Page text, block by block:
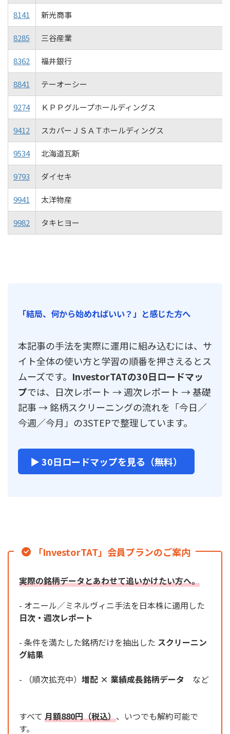
8141 新光商事
8285 三谷産業
8362 福井銀行
8841 テーオーシー
9274 ＫＰＰグループホールディングス
9412 スカパーＪＳＡＴホールディングス
9534 北海道瓦斯
9793 ダイセキ
9941 太洋物産
9982 タキヒヨー
「結局、何から始めればいい？」と感じた方へ
本記事の手法を実際に運用に組み込むには、サ
イト全体の使い方と学習の順番を押さえるとス
ムーズです。 InvestorTATの30日ロードマッ
プでは、日次レポート → 週次レポート → 基礎
記事 → 銘柄スクリーニングの流れを「今日／
今週／今月」の3STEPで整理しています。
▶ 30日ロードマップを見る（無料）
「InvestorTAT」会員プランのご案内
実際の銘柄データとあわせて追いかけたい方へ。
- オニール／ミネルヴィニ手法を日本株に適用した
日次・週次レポート
- 条件を満たした銘柄だけを抽出した スクリーニン
グ結果
- （順次拡充中） 増配 × 業績成長銘柄データ など
すべて 月額880円（税込）、いつでも解約可能で
す。